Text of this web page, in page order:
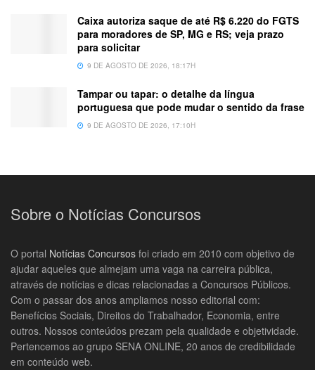
Caixa autoriza saque de até R$ 6.220 do FGTS
para moradores de SP, MG e RS; veja prazo
para solicitar
9 DE AGOSTO DE 2026, 18:17H
Tampar ou tapar: o detalhe da língua
portuguesa que pode mudar o sentido da frase
9 DE AGOSTO DE 2026, 17:10H
Sobre o Notícias Concursos
O portal Notícias Concursos foi criado em 2010 com objetivo de
ajudar aqueles que almejam uma vaga na carreira pública,
através de notícias e dicas relacionadas a Concursos Públicos.
Com o passar dos anos ampliamos nosso editorial com:
Benefícios Sociais, Direitos do Trabalhador, Economia, entre
outros. Nossos conteúdos prezam pela qualidade e objetividade.
Pertencemos ao grupo SENA ONLINE, 20 anos de credibilidade
em conteúdo web.